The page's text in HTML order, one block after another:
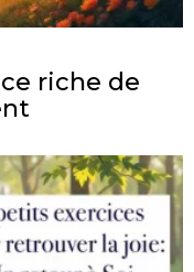
riche de